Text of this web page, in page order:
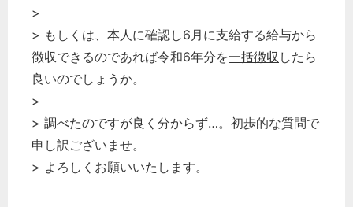
>
> もしくは、本人に確認し6月に支給する給与から
徴収できるのであれば令和6年分を一括徴収 したら
良いのでしょうか。
>
> 調べたのですが良く分からず…。初歩的な質問で
申し訳ございませ。
> よろしくお願いいたします。